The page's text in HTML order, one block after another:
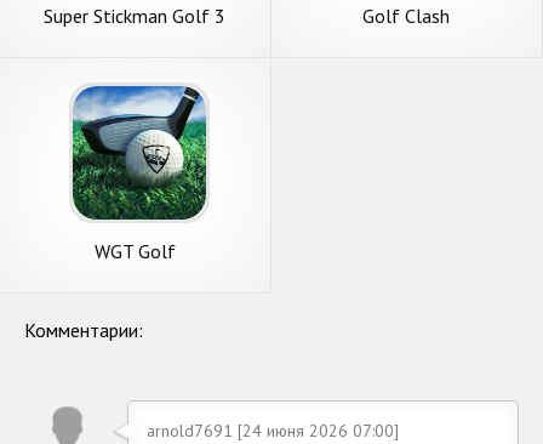
Super Stickman Golf 3 Golf Clash
WGT Golf
Комментарии:
arnold7691 [24 июня 2026 07:00]